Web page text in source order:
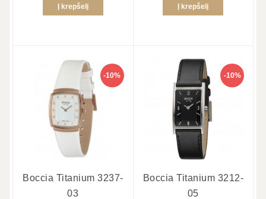
Į krepšelį
Į krepšelį
-10%
Boccia Titanium 3237-
03
-10%
Boccia Titanium 3212-
05